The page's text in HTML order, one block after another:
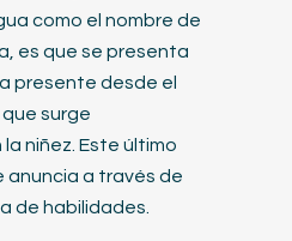
como el nombre de
es que se presenta
presente desde el
surge
niñez. Este último
anuncia a través de
de habilidades.